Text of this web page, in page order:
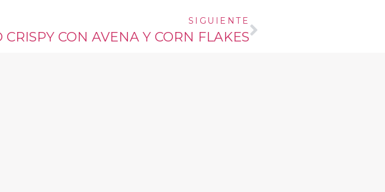
SIGUIENTE
CRISPY CON AVENA Y CORN FLAKES